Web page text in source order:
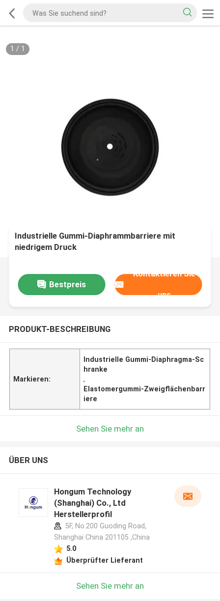
1 / 1
Industrielle Gummi-Diaphrammbarriere mit
niedrigem Druck
Bestpreis
Kontaktieren Sie
uns
PRODUKT-BESCHREIBUNG
Markieren:
Industrielle Gummi-Diaphragma-Sc
hranke
,
Elastomergummi-Zweigflächenbarr
iere
Sehen Sie mehr an
ÜBER UNS
Hongum Technology
(Shanghai) Co., Ltd
Herstellerprofil
5F, No.200 Guoding Road,
Shanghai China 201105 ,China
5.0
Überprüfter Lieferant
Sehen Sie mehr an